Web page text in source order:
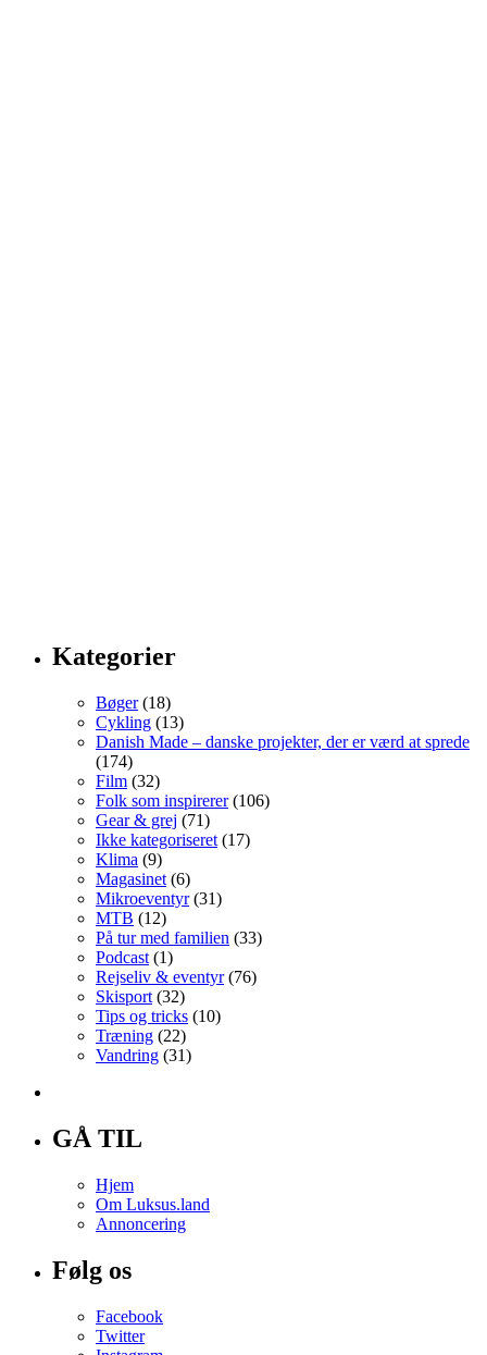
Kategorier
Bøger(18)
Cykling (13)
Danish Made – danske projekter, der er værd at sprede
(174)
Film (32)
Folk som inspirerer(106)
Gear & grej (71)
Ikke kategoriseret (17)
Klima (9)
Magasinet (6)
Mikroeventyr(31)
MTB (12)
På tur med familien (33)
Podcast (1)
Rejseliv & eventyr(76)
Skisport (32)
Tips og tricks (10)
Træning (22)
Vandring (31)
GÅ TIL
Hjem
Om Luksus.land
Annoncering
Følg os
Facebook
Twitter